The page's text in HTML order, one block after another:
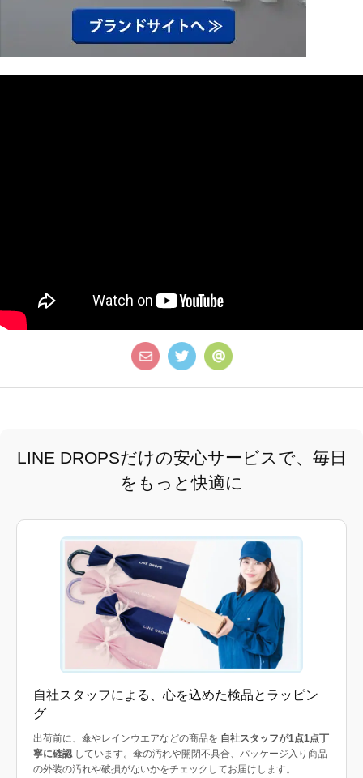
LINE DROPSだけの安心サービスで、毎日
をもっと快適に
自社スタッフによる、心を込めた検品とラッピン
グ
出荷前に、傘やレインウエアなどの商品を 自社スタッフが1点1点丁
寧に確認しています。傘の汚れや開閉不具合、パッケージ入り商品
の外装の汚れや破損がないかをチェックしてお届けします。